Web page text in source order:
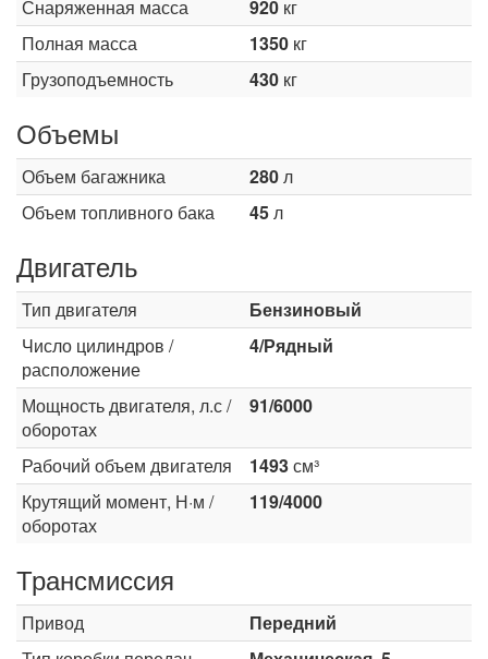
Снаряженная масса 920 кг
Полная масса
1350 кг
Грузоподъемность
430 кг
Объемы
Объем багажника 280л
Объем топливного бака
45л
Двигатель
Тип двигателя
Бензиновый
Число цилиндров /
расположение
4/Рядный
Мощность двигателя, л.с /
оборотах
91/6000
Рабочий объем двигателя 1493см³
Крутящий момент, Н·м /
оборотах
119/4000
Трансмиссия
Привод
Передний